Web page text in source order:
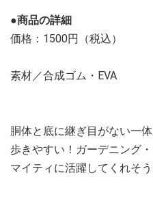
●商品の詳細
価格：1500円（税込）
素材／合成ゴム・EVA
胴体と底に継ぎ目がない一
歩きやすい！ガーデニング
マイティに活躍してくれそう